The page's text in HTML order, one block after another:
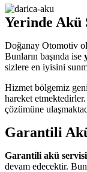
Yerinde Akü
Doğanay Otomotiv
Bunların başında ise
sizlere en iyisini
Hizmet bölgemiz
hareket
çözümüne
Garantili
Garantili akü servisi
devam edecektir.